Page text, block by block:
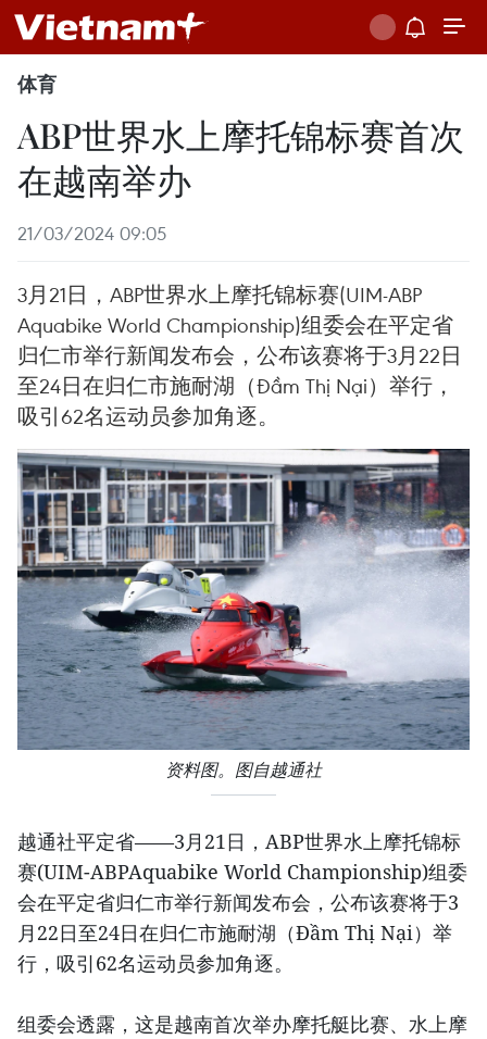
体育
ABP世界水上摩托锦标赛首次
在越南举办
21/03/2024 09:05
3月21日，ABP世界水上摩托锦标赛(UIM-ABP
Aquabike World Championship)组委会在平定省
归仁市举行新闻发布会，公布该赛将于3月22日
至24日在归仁市施耐湖（Đầm Thị Nại）举行，
吸引62名运动员参加角逐。
资料图。图自越通社
越通社平定省——3月21日，ABP世界水上摩托锦标
赛(UIM-ABPAquabike World Championship)组委
会在平定省归仁市举行新闻发布会，公布该赛将于3
月22日至24日在归仁市施耐湖（Đầm Thị Nại）举
行，吸引62名运动员参加角逐。
组委会透露，这是越南首次举办摩托艇比赛、水上摩